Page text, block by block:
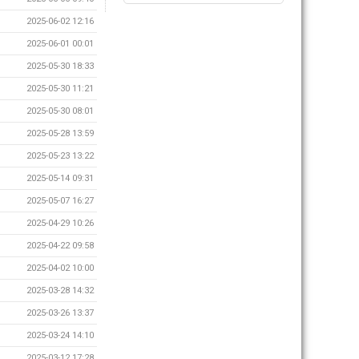
2025-06-02 12:16
2025-06-01 00:01
2025-05-30 18:33
2025-05-30 11:21
2025-05-30 08:01
2025-05-28 13:59
2025-05-23 13:22
2025-05-14 09:31
2025-05-07 16:27
2025-04-29 10:26
2025-04-22 09:58
2025-04-02 10:00
2025-03-28 14:32
2025-03-26 13:37
2025-03-24 14:10